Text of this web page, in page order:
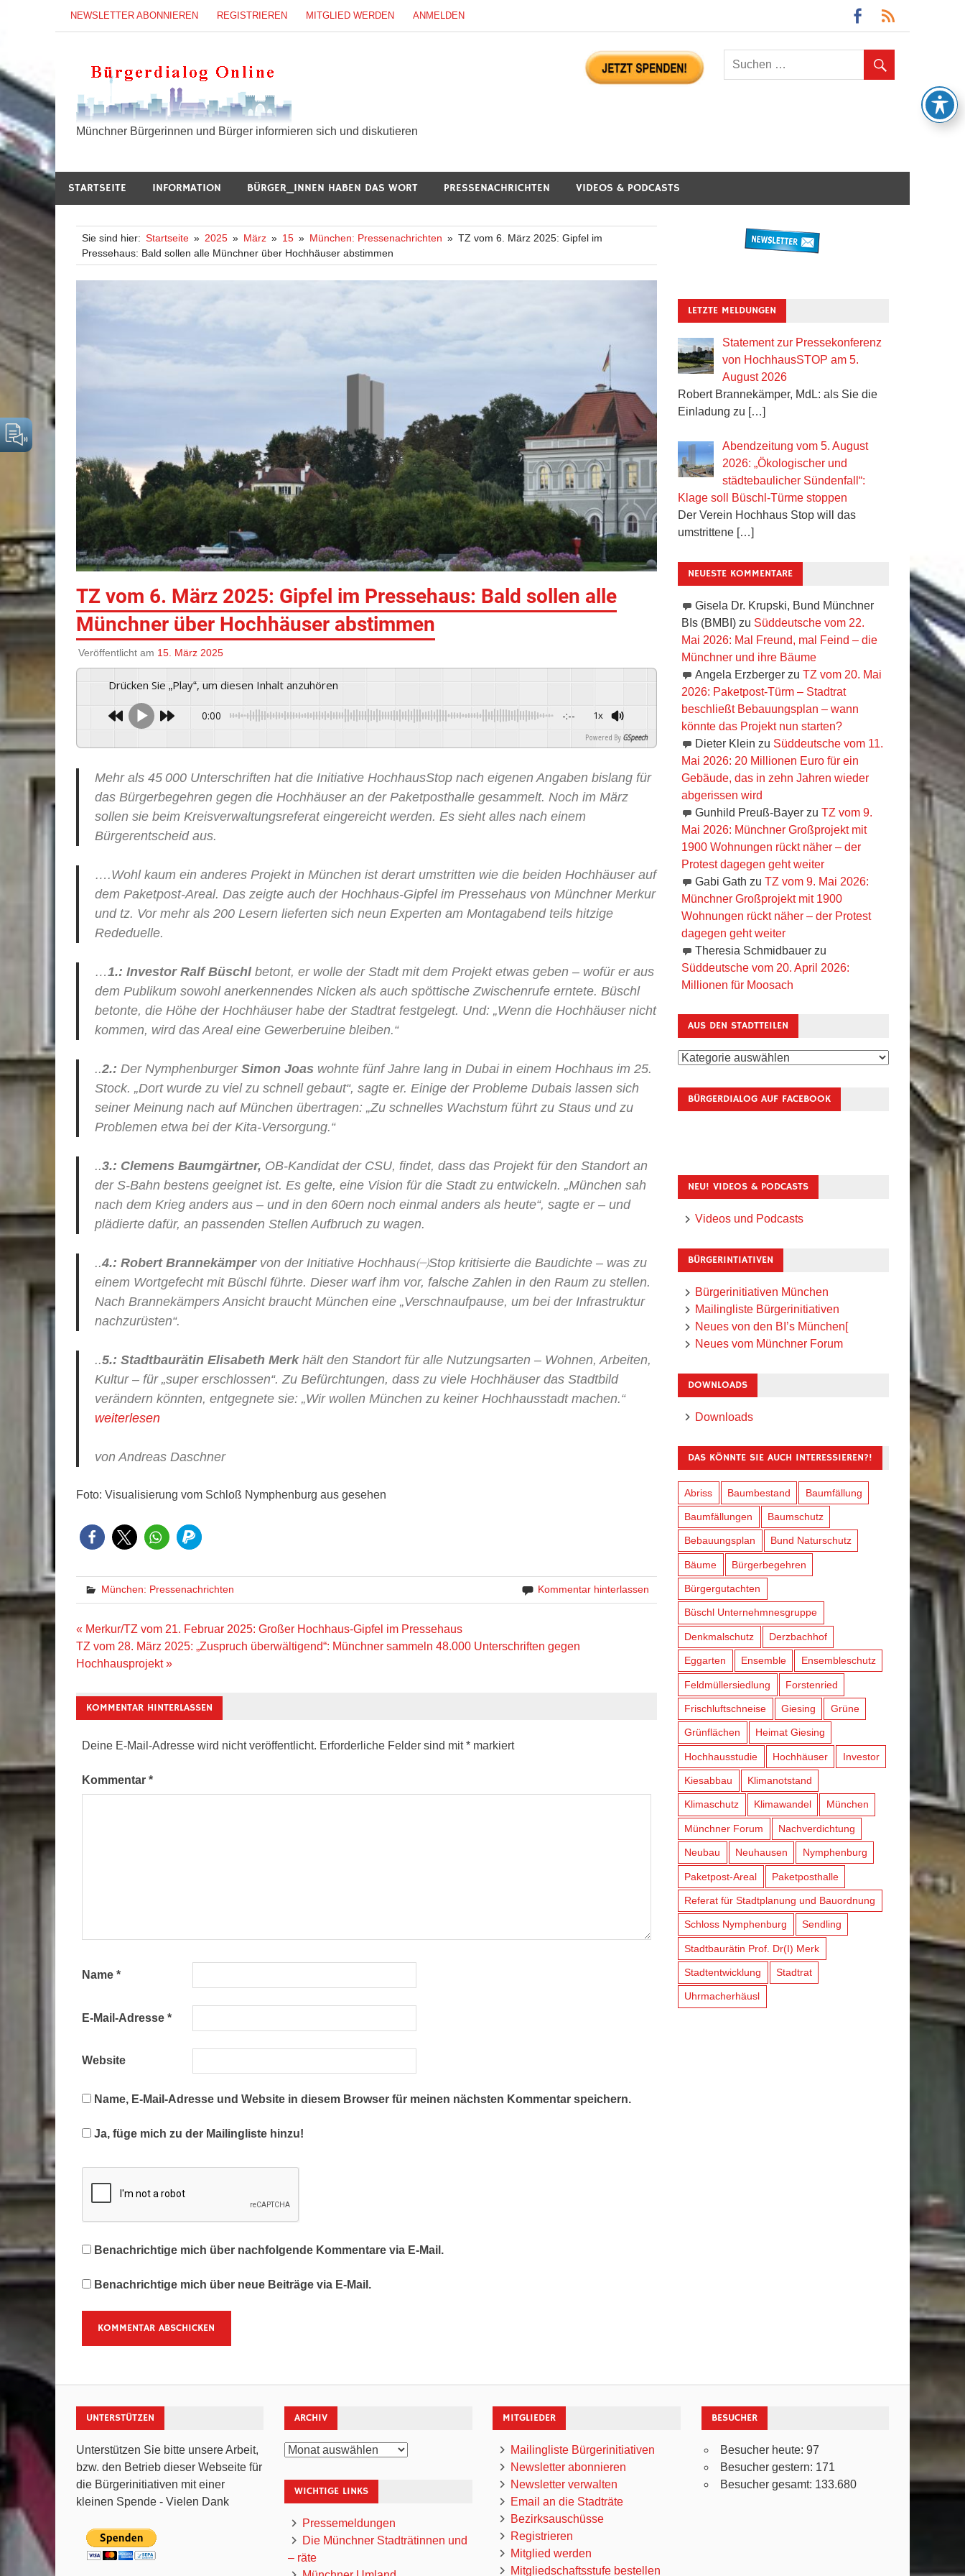
NEWSLETTER ABONNIEREN REGISTRIEREN MITGLIED WERDEN ANMELDEN
Münchner Bürgerinnen und Bürger informieren sich und diskutieren
STARTSEITE INFORMATION BÜRGER_INNEN HABEN DAS WORT PRESSENACHRICHTEN VIDEOS & PODCASTS
Sie sind hier: Startseite 2025 März 15 München: Pressenachrichten
TZ vom 6. März 2025: Gipfel im
Pressehaus: Bald sollen alle Münchner über Hochhäuser abstimmen
TZ vom 6. März 2025: Gipfel im Pressehaus: Bald sollen alle
Münchner über Hochhäuser abstimmen
Veröffentlicht am 15. März 2025
Drücken Sie „Play“, um diesen Inhalt anzuhören
0:00 -:-- 1x
Powered By GSpeech
Mehr als 45 000 Unterschriften hat die Initiative HochhausStop nach eigenen Angaben bislang für
das Bürgerbegehren gegen die Hochhäuser an der Paketposthalle gesammelt. Noch im März
sollen sie beim Kreisverwaltungsreferat eingereicht werden. Es sieht alles nach einem
Bürgerentscheid aus.
….Wohl kaum ein anderes Projekt in München ist derart umstritten wie die beiden Hochhäuser auf
dem Paketpost-Areal. Das zeigte auch der Hochhaus-Gipfel im Pressehaus von Münchner Merkur
und tz. Vor mehr als 200 Lesern lieferten sich neun Experten am Montagabend teils hitzige
Rededuelle.
…1.: Investor Ralf Büschlbetont, er wolle der Stadt mit dem Projekt etwas geben – wofür er aus
dem Publikum sowohl anerkennendes Nicken als auch spöttische Zwischenrufe erntete. Büschl
betonte, die Höhe der Hochhäuser habe der Stadtrat festgelegt. Und: „Wenn die Hochhäuser nicht
kommen, wird das Areal eine Gewerberuine bleiben.“
..2.: Der NymphenburgerSimon Joas wohnte fünf Jahre lang in Dubai in einem Hochhaus im 25.
Stock. „Dort wurde zu viel zu schnell gebaut“, sagte er. Einige der Probleme Dubais lassen sich
seiner Meinung nach auf München übertragen: „Zu schnelles Wachstum führt zu Staus und zu
Problemen etwa bei der Kita-Versorgung.“
..3.: Clemens Baumgärtner, OB-Kandidat der CSU, findet, dass das Projekt für den Standort an
der S-Bahn bestens geeignet ist. Es gelte, eine Vision für die Stadt zu entwickeln. „München sah
nach dem Krieg anders aus – und in den 60ern noch einmal anders als heute“, sagte er – und
plädierte dafür, an passenden Stellen Aufbruch zu wagen.
..4.: Robert Brannekämper von der Initiative Hochhaus㈠Stop kritisierte die Baudichte – was zu
einem Wortgefecht mit Büschl führte. Dieser warf ihm vor, falsche Zahlen in den Raum zu stellen.
Nach Brannekämpers Ansicht braucht München eine „Verschnaufpause, um bei der Infrastruktur
nachzurüsten“.
..5.: Stadtbaurätin Elisabeth Merkhält den Standort für alle Nutzungsarten – Wohnen, Arbeiten,
Kultur – für „super erschlossen“. Zu Befürchtungen, dass zu viele Hochhäuser das Stadtbild
verändern könnten, entgegnete sie: „Wir wollen München zu keiner Hochhausstadt machen.“
weiterlesen
von Andreas Daschner
Foto: Visualisierung vom Schloß Nymphenburg aus gesehen
München: Pressenachrichten Kommentar hinterlassen
Beitragsnavigation
« Merkur/TZ vom 21. Februar 2025: Großer Hochhaus-Gipfel im Pressehaus
TZ vom 28. März 2025: „Zuspruch überwältigend“: Münchner sammeln 48.000 Unterschriften gegen
Hochhausprojekt »
KOMMENTAR HINTERLASSEN
Deine E-Mail-Adresse wird nicht veröffentlicht. Erforderliche Felder sind mit*markiert
Kommentar *
Name *
E-Mail-Adresse *
Website
Name, E-Mail-Adresse und Website in diesem Browser für meinen nächsten Kommentar speichern.
Ja, füge mich zu der Mailingliste hinzu!
Benachrichtige mich über nachfolgende Kommentare via E-Mail.
Benachrichtige mich über neue Beiträge via E-Mail.
LETZTE MELDUNGEN
Statement zur Pressekonferenz
von HochhausSTOP am 5.
August 2026
Robert Brannekämper, MdL: als Sie die
Einladung zu […]
Abendzeitung vom 5. August
2026: „Ökologischer und
städtebaulicher Sündenfall“:
Klage soll Büschl-Türme stoppen
Der Verein Hochhaus Stop will das
umstrittene […]
NEUESTE KOMMENTARE
Gisela Dr. Krupski, Bund Münchner
BIs (BMBI)zu Süddeutsche vom 22.
Mai 2026: Mal Freund, mal Feind – die
Münchner und ihre Bäume
Angela Erzbergerzu TZ vom 20. Mai
2026: Paketpost-Türm – Stadtrat
beschließt Bebauungsplan – wann
könnte das Projekt nun starten?
Dieter Klein zu Süddeutsche vom 11.
Mai 2026: 20 Millionen Euro für ein
Gebäude, das in zehn Jahren wieder
abgerissen wird
Gunhild Preuß-Bayerzu TZ vom 9.
Mai 2026: Münchner Großprojekt mit
1900 Wohnungen rückt näher – der
Protest dagegen geht weiter
Gabi Gath zu TZ vom 9. Mai 2026:
Münchner Großprojekt mit 1900
Wohnungen rückt näher – der Protest
dagegen geht weiter
Theresia Schmidbauerzu
Süddeutsche vom 20. April 2026:
Millionen für Moosach
AUS DEN STADTTEILEN
Aus
Stadtteilen
BÜRGERDIALOG AUF FACEBOOK
NEU! VIDEOS & PODCASTS
Videos und Podcasts
BÜRGERINTIATIVEN
Bürgerinitiativen München
Mailingliste Bürgerinitiativen
Neues von den BI’s München[
Neues vom Münchner Forum
DOWNLOADS
Downloads
DAS KÖNNTE SIE AUCH INTERESSIEREN?!
Abriss Baumbestand Baumfällung
Baumfällungen Baumschutz
Bebauungsplan Bund Naturschutz
Bäume Bürgerbegehren
Bürgergutachten
Büschl Unternehmnesgruppe
Denkmalschutz Derzbachhof
Eggarten Ensemble Ensembleschutz
Feldmüllersiedlung Forstenried
Frischluftschneise Giesing Grüne
Grünflächen Heimat Giesing
Hochhausstudie Hochhäuser Investor
Kiesabbau Klimanotstand
Klimaschutz Klimawandel München
Münchner Forum Nachverdichtung
Neubau Neuhausen Nymphenburg
Paketpost-Areal Paketposthalle
Referat für Stadtplanung und Bauordnung
Schloss Nymphenburg Sendling
Stadtbaurätin Prof. Dr(I) Merk
Stadtentwicklung Stadtrat
Uhrmacherhäusl
UNTERSTÜTZEN
Unterstützen Sie bitte unsere Arbeit,
bzw. den Betrieb dieser Webseite für
die Bürgerinitiativen mit einer
kleinen Spende - Vielen Dank
ARCHIV
Archiv
WICHTIGE LINKS
Pressemeldungen
Die Münchner Stadträtinnen und
– räte
MITGLIEDER
Mailingliste Bürgerinitiativen
Newsletter abonnieren
Newsletter verwalten
Email an die Stadträte
Bezirksauschüsse
Registrieren
Mitglied werden
Mitgliedschaftsstufe bestellen
BESUCHER
Besucher heute:97
Besucher gestern: 171
Besucher gesamt: 133.680